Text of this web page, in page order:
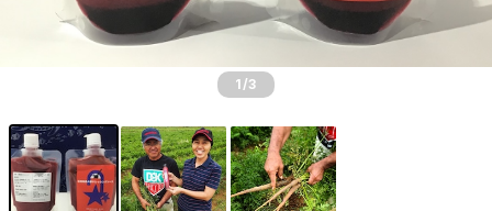
1 /3